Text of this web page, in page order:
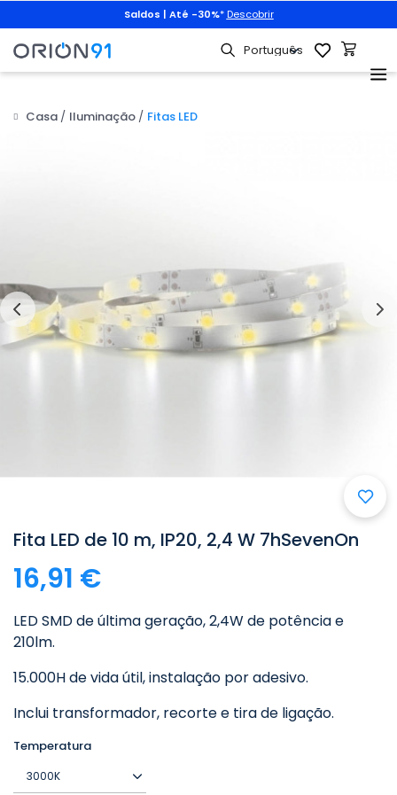
Saldos | Até -30%* Descobrir
Casa Iluminação Fitas LED
Fita LED de 10 m, IP20, 2,4 W 7hSevenOn
16,91 €
LED SMD de última geração, 2,4W de potência e
210lm.
15.000H de vida útil, instalação por adesivo.
Inclui transformador, recorte e tira de ligação.
Temperatura